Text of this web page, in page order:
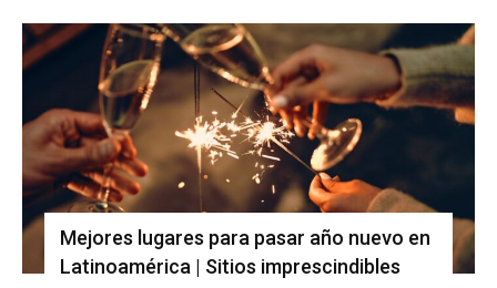
Mejores lugares para pasar año nuevo en
Latinoamérica | Sitios imprescindibles